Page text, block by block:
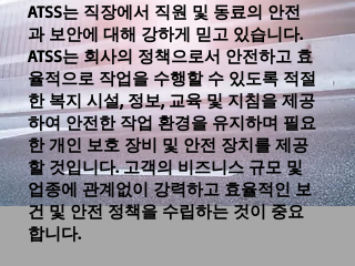
ATSS는 직장에서 직원 및 동료의 안전
과 보안에 대해 강하게 믿고 있습니다.
ATSS는 회사의 정책으로서 안전하고 효
율적으로 작업을 수행할 수 있도록 적절
한 복지 시설, 정보, 교육 및 지침을 제공
하여 안전한 작업 환경을 유지하며 필요
한 개인 보호 장비 및 안전 장치를 제공
할 것입니다. 고객의 비즈니스 규모 및
업종에 관계없이 강력하고 효율적인 보
건 및 안전 정책을 수립하는 것이 중요
합니다.